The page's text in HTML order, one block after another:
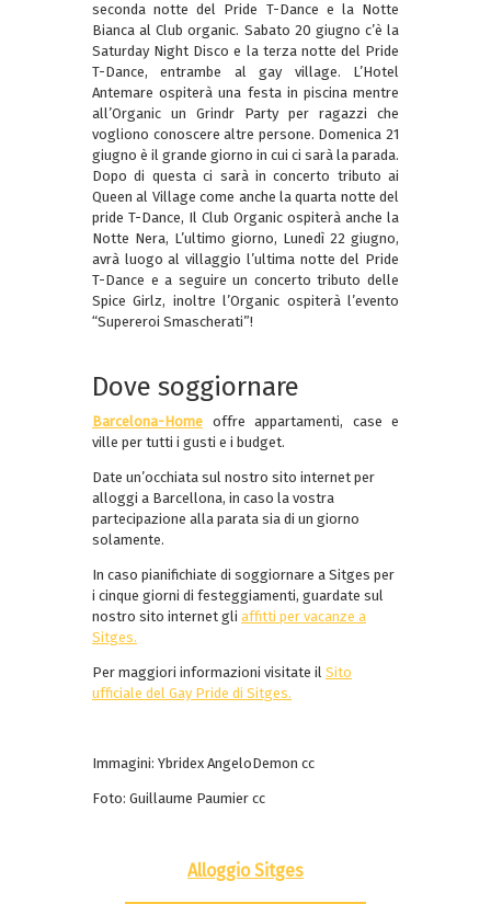
seconda notte del Pride T-Dance e la Notte
Bianca al Club organic. Sabato 20 giugno c’è la
Saturday Night Disco e la terza notte del Pride
T-Dance, entrambe al gay village. L’Hotel
Antemare ospiterà una festa in piscina mentre
all’Organic un Grindr Party per ragazzi che
vogliono conoscere altre persone. Domenica 21
giugno è il grande giorno in cui ci sarà la parada.
Dopo di questa ci sarà in concerto tributo ai
Queen al Village come anche la quarta notte del
pride T-Dance, Il Club Organic ospiterà anche la
Notte Nera, L’ultimo giorno, Lunedì 22 giugno,
avrà luogo al villaggio l’ultima notte del Pride
T-Dance e a seguire un concerto tributo delle
Spice Girlz, inoltre l’Organic ospiterà l’evento
“Supereroi Smascherati”!
Dove soggiornare
Barcelona-Home offre appartamenti, case e
ville per tutti i gusti e i budget.
Date un’occhiata sul nostro sito internet per
alloggi a Barcellona, in caso la vostra
partecipazione alla parata sia di un giorno
solamente.
In caso pianifichiate di soggiornare a Sitges per
i cinque giorni di festeggiamenti, guardate sul
nostro sito internet gli affitti per vacanze a
Sitges.
Per maggiori informazioni visitate il Sito
ufficiale del Gay Pride di Sitges.
Immagini: Ybridex AngeloDemon cc
Foto: Guillaume Paumier cc
Alloggio Sitges